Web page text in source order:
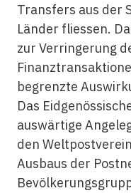
Transfers aus der
Länder fliessen.
zur Verringerung
begrenzte
Das
auswärtige
den
Ausbaus der